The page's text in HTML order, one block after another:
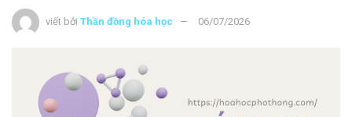
viết bởi Thần đồng hóa học 06/07/2026